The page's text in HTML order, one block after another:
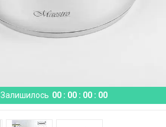
Залишилось 00 00 00 00